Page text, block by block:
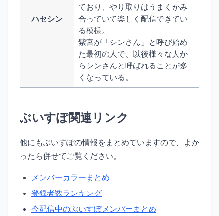
ハセシン
ており、やり取りはうまくかみ
合っていて楽しく配信できてい
る模様。
紫宮が「シンさん」と呼び始め
た最初の人で、以後様々な人か
らシンさんと呼ばれることが多
くなっている。
ぶいすぽ関連リンク
他にもぶいすぽの情報をまとめていますので、よか
ったら併せてご覧ください。
メンバーカラーまとめ
登録者数ランキング
今配信中のぶいすぽメンバーまとめ